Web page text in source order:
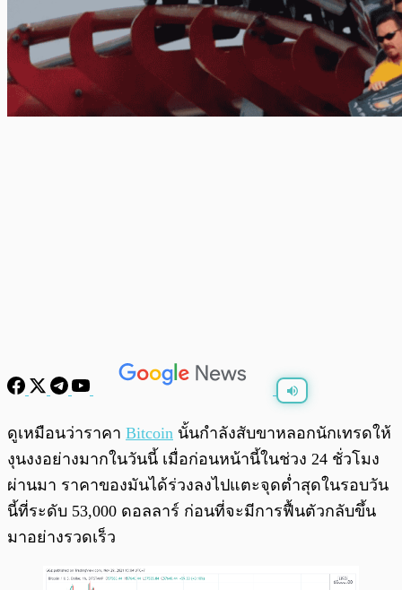
พร้อมเล่น 0:00/
ดูเหมือนว่าราคา Bitcoin นั้นกำลังสับขาหลอกนักเทรดให้
งุนงงอย่างมากในวันนี้ เมื่อก่อนหน้านี้ในช่วง 24 ชั่วโมง
ผ่านมา ราคาของมันได้ร่วงลงไปแตะจุดต่ำสุดในรอบวัน
นี้ที่ระดับ 53,000 ดอลลาร์ ก่อนที่จะมีการฟื้นตัวกลับขึ้น
มาอย่างรวดเร็ว